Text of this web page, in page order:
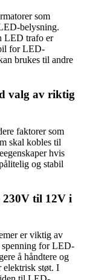
som
belysning.
LED trafo er
for LED-
brukes til andre
valg av riktig
faktorer som
skal kobles til
hvis
og stabil
230V til 12V i
er viktig av
spenning for LED-
å håndtere og
elektrisk støt. I